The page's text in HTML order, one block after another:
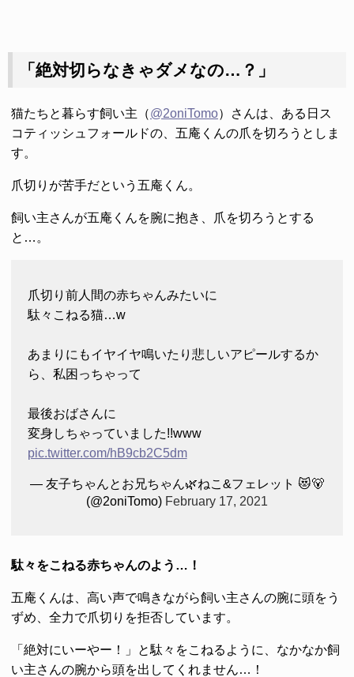
「絶対切らなきゃダメなの…？」
猫たちと暮らす飼い主（@2oniTomo）さんは、ある日ス
コティッシュフォールドの、五庵くんの爪を切ろうとしま
す。
爪切りが苦手だという五庵くん。
飼い主さんが五庵くんを腕に抱き、爪を切ろうとする
と…。
爪切り前人間の赤ちゃんみたいに
駄々こねる猫…w
あまりにもイヤイヤ鳴いたり悲しいアピールするか
ら、私困っちゃって
最後おばさんに
変身しちゃっていました!!www
pic.twitter.com/hB9cb2C5dm
— 友子ちゃんとお兄ちゃん🌿ねこ&フェレット 😻🐻
(@2oniTomo) February 17, 2021
駄々をこねる赤ちゃんのよう…！
五庵くんは、高い声で鳴きながら飼い主さんの腕に頭をう
ずめ、全力で爪切りを拒否しています。
「絶対にいーやー！」と駄々をこねるように、なかなか飼
い主さんの腕から頭を出してくれません…！